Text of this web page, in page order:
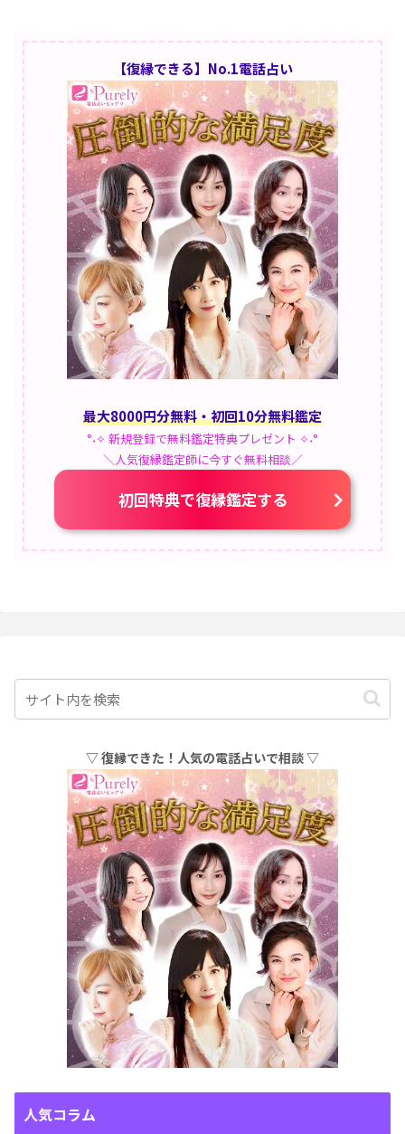
【復縁できる】No.1電話占い
最大8000円分無料・初回10分無料鑑定
°˖✧ 新規登録で無料鑑定特典プレゼント ✧˖°
＼人気復縁鑑定師に今すぐ無料相談／
初回特典で復縁鑑定する
▽ 復縁できた！人気の電話占いで相談 ▽
人気コラム